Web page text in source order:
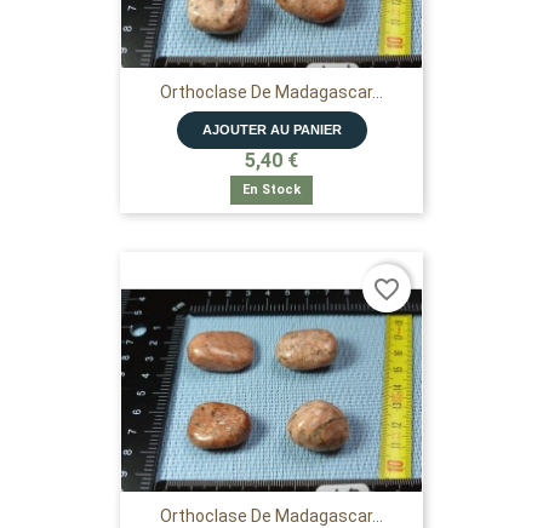
Orthoclase De Madagascar...
AJOUTER AU PANIER
5,40 €
En Stock
Orthoclase De Madagascar...
favorite_border